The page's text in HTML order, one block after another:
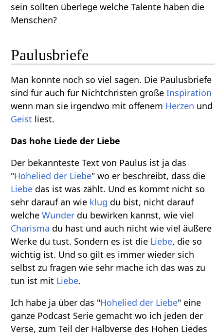
sein sollten überlege welche Talente haben die
Menschen?
Paulusbriefe
Man könnte noch so viel sagen. Die Paulusbriefe
sind für auch für Nichtchristen großeInspiration
wenn man sie irgendwo mit offenem Herzen und
Geist liest.
Das hohe Liede der Liebe
Der bekannteste Text von Paulus ist ja das
"Hohelied der Liebe" wo er beschreibt, dass die
Liebe das ist was zählt. Und es kommt nicht so
sehr darauf an wie klug du bist, nicht darauf
welcheWunder du bewirken kannst, wie viel
Charisma du hast und auch nicht wie viel äußere
Werke du tust. Sondern es ist die Liebe, die so
wichtig ist. Und so gilt es immer wieder sich
selbst zu fragen wie sehr mache ich das was zu
tun ist mit Liebe.
Ich habe ja über das "Hohelied der Liebe" eine
ganze Podcast Serie gemacht wo ich jeden der
Verse, zum Teil der Halbverse des Hohen Liedes